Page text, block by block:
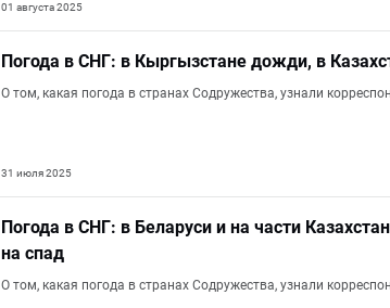
01 августа 2025
Погода в СНГ: в Кыргызстане дожди, в
О том, какая погода в странах Содружества, узнали
31 июля 2025
Погода в СНГ: в Беларуси и на части
на спад
О том, какая погода в странах Содружества, узнали